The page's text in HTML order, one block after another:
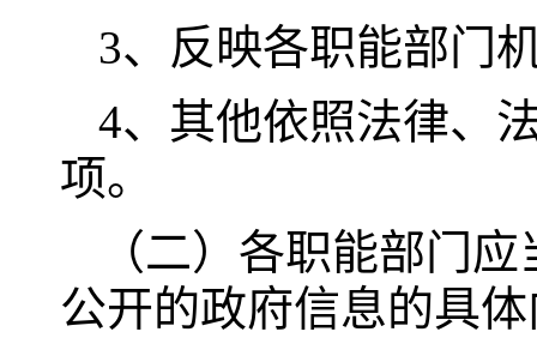
3、反映各职能部门
4、其他依照法律、
项。
（二）各职能部门
公开的政府信息的具